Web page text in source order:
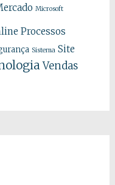
Microsoft
Processos
Sistema Site
Vendas